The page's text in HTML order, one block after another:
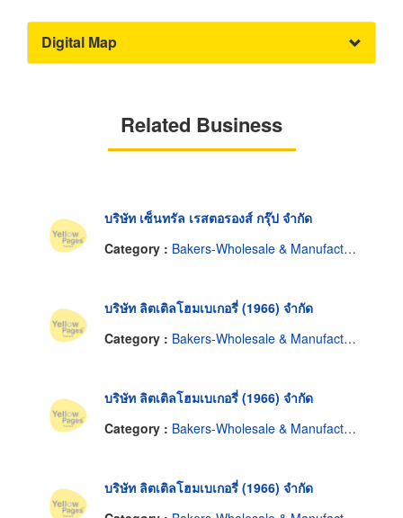
Digital Map
Related Business
บริษัท เซ็นทรัล เรสตอรองส์ กรุ๊ป จำกัด
Category : Bakers-Wholesale & Manufacturers
บริษัท ลิตเติลโฮมเบเกอรี่ (1966) จำกัด
Category : Bakers-Wholesale & Manufacturers
บริษัท ลิตเติลโฮมเบเกอรี่ (1966) จำกัด
Category : Bakers-Wholesale & Manufacturers
บริษัท ลิตเติลโฮมเบเกอรี่ (1966) จำกัด